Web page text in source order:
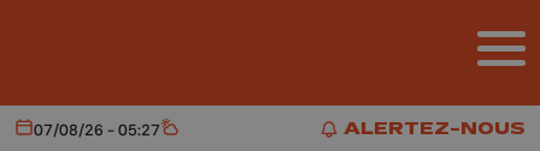
ALERTEZ-NOUS
ALERTEZ-NOUS
Aujourd'hui
07/08/26 - 05:27 Météo